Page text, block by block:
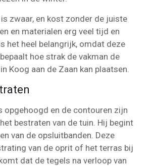
zwaar, en kost zonder de juiste
en materialen erg veel tijd en
het heel belangrijk, omdat deze
hoe strak de vakman de
Koog aan de Zaan kan plaatsen.
opgehoogd en de contouren zijn
bestraten van de tuin. Hij begint
van de opsluitbanden. Deze
van de oprit of het terras bij
dat de tegels na verloop van